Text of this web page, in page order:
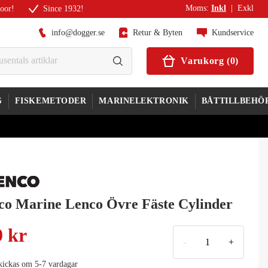
Since 1932! Moms: Inkl Exkl
info@dogger.se Retur & Byten Kundservice
Varukorg (0)
FISKEMETODER MARINELEKTRONIK
Marine Lenco Övre Fäste Cylinder
kr - +
om 5-7 vardagar